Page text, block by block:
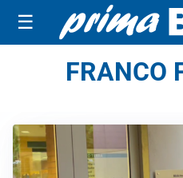
☰
FRANCO